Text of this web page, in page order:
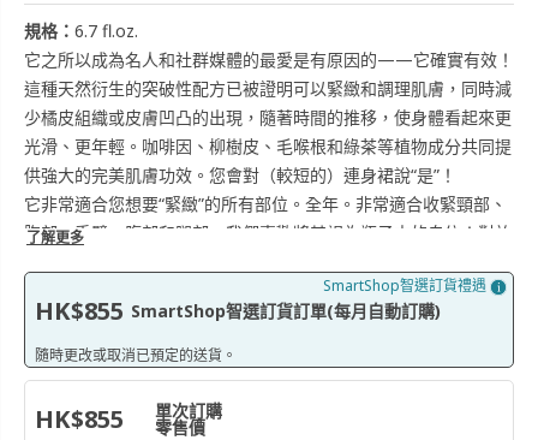
規格： 6.7 fl.oz.
它之所以成為名人和社群媒體的最愛是有原因的——它確實有效！
這種天然衍生的突破性配方已被證明可以緊緻和調理肌膚，同時減
少橘皮組織或皮膚凹凸的出現，隨著時間的推移，使身體看起來更
光滑、更年輕。咖啡因、柳樹皮、毛喉根和綠茶等植物成分共同提
供強大的完美肌膚功效。您會對（較短的）連身裙說“是”！
它非常適合您想要“緊緻”的所有部位。全年。非常適合收緊頸部、
胸部、手臂、腹部和腿部，我們喜歡將其視為瓶子中的自信！對於
額外功效: 緊緻纖柔霜能雙倍滋潤肌膚，每一滴滲透進毛孔的乳霜
都能同時柔潤每一寸肌膚！比普通身體乳更保濕。
容量: 6.7 fl.oz.
了解更多
HK$855 SmartShop智選訂貨訂單(每月自動訂購)
隨時更改或取消已預定的送貨。
SmartShop智選訂貨禮遇
HK$855 單次訂購
零售價